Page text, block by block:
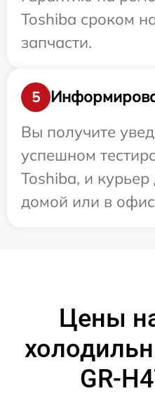
Toshiba сроком
запчасти.
5
Вы получите
успешном
Toshiba, и курьер
домой или в
Цены
GR-